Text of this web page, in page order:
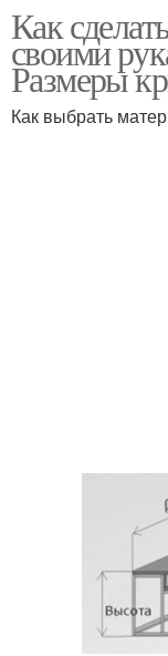
Крыльца из
Как
своими
Размеры
Как выбрать